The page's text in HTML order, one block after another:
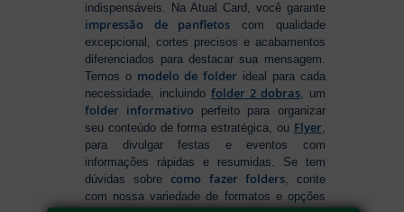
indispensáveis. Na Atual Card, você garante
impressão de panfletos com qualidade
excepcional, cortes precisos e acabamentos
diferenciados para destacar sua mensagem.
Temos o modelo de folder ideal para cada
necessidade, incluindofolder 2 dobras, um
folder informativo perfeito para organizar
seu conteúdo de forma estratégica, ou Flyer,
para divulgar festas e eventos com
informações rápidas e resumidas. Se tem
dúvidas sobrecomo fazer folders, conte
com nossa variedade de formatos e opções